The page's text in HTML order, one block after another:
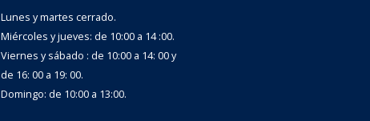
Lunes y martes cerrado.
Miércoles y jueves: de 10:00 a 14 :00.
Viernes y sábado : de 10:00 a 14: 00 y
de 16: 00 a 19: 00.
Domingo: de 10:00 a 13:00.